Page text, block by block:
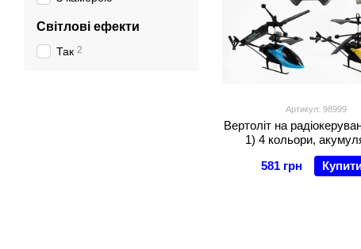
Артикул: 98999
Вертоліт на
1) 4 кольори,
гіроскоп, підсвічування,
581 грн
Світлові ефекти
Так 2